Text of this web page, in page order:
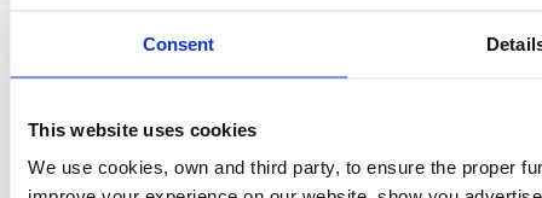
Consent
This website uses cookies
We use cookies, own and third party, to ensure the proper
Trobi Fluidra
al seu país